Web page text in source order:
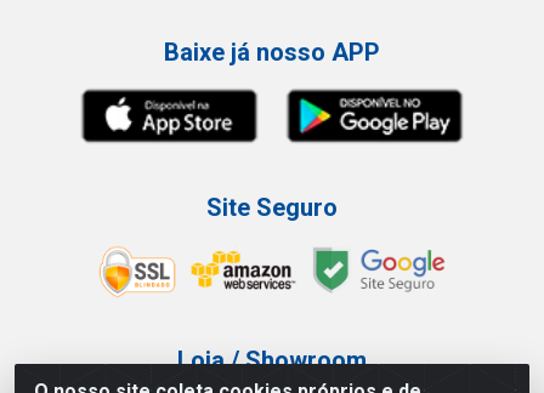
Baixe já nosso APP
Site Seguro
Loja / Showroom